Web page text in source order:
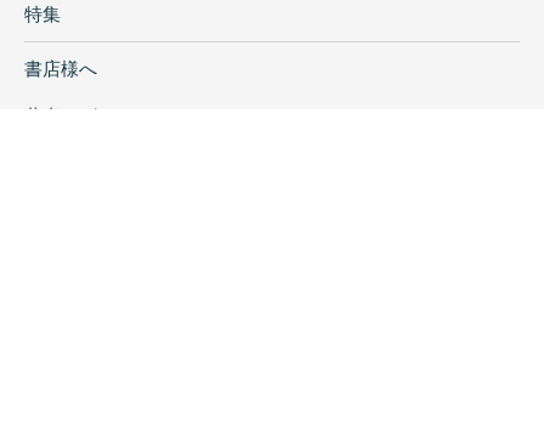
特集
書店様へ
著者ログイン